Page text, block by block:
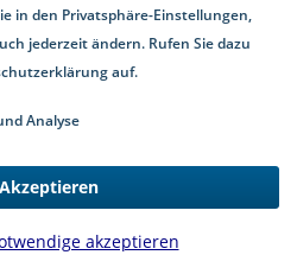
in den Privatsphäre-Einstellungen,
jederzeit ändern. Rufen Sie dazu
auf.
Analyse
akzeptieren